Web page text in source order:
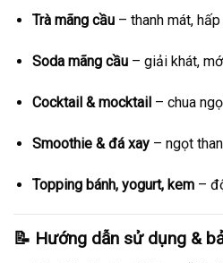
Trà mãng cầu– thanh mát, hấp
Soda mãng cầu– giải khát,
Cocktail & mocktail– chua
Smoothie & đá xay– ngọt
Topping bánh, yogurt, kem–
📝 Hướng dẫn sử dụng &